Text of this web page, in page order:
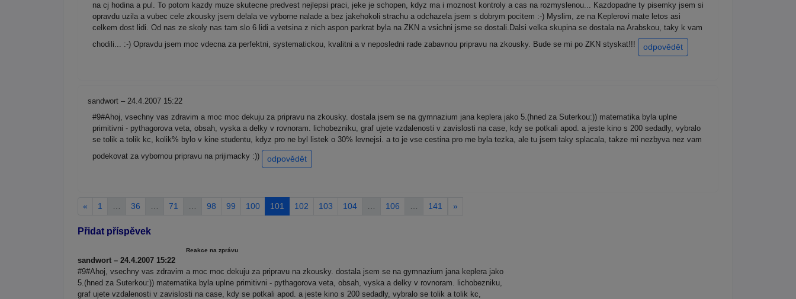
na cj hodina a pul. To potom kazdy muze skutecne predvest nejlepsi praci, jeke je schopen, kdyz ma i moznost kontroly a cas na rozmyslenou... Kazdopadne ty pisemky jsem si
opravdu uzila a vubec cele zkousky jsem delala ve vyborne nalade a bez jakehokoli strachu a odchazela jsem s dobrym pocitem :-) Myslim, ze na Keplerovi mate letos asi
celkem dost lidi. Od nas ze skoly nas tam slo 6 lidi a vetsina z nich aspon parkrat byla na ZKN a vsichni jsme se dostali.Dalsi velka skupina se dostala na Arabskou, taky k vam
chodili... :-) Opravdu jsem moc vdecna za perfektni, systematickou, kvalitni a v neposledni rade zabavnou pripravu na zkousky. Bude se mi po ZKN styskat!!!
odpovědět
sandwort – 24.4.2007 15:22
#9#Ahoj, vsechny vas zdravim a moc moc dekuju za pripravu na zkousky. dostala jsem se na gymnazium jana keplera jako 5.(hned za Suterkou:)) matematika byla uplne
primitivni - pythagorova veta, obsah, vyska a delky v rovnoram. lichobezniku, graf ujete vzdalenosti v zavislosti na case, kdy se potkali apod. a jeste kino s 200 sedadly, vybralo
se tolik a tolik kc, kolik% bylo v kine studentu, kdyz pro ne byl listek o 30% levnejsi. a to je vse cestina pro me byla tezka, ale tu jsem taky splacala, takze mi nezbyva nez vam
podekovat za vybornou pripravu na prijimacky :))
odpovědět
« 1 36 71 98 99 100 101 102 103 104 106 141 »
Přidat příspěvek
Reakce na zprávu
sandwort – 24.4.2007 15:22
#9#Ahoj, vsechny vas zdravim a moc moc dekuju za pripravu na zkousky. dostala jsem se na gymnazium jana keplera jako
5.(hned za Suterkou:)) matematika byla uplne primitivni - pythagorova veta, obsah, vyska a delky v rovnoram. lichobezniku,
graf ujete vzdalenosti v zavislosti na case, kdy se potkali apod. a jeste kino s 200 sedadly, vybralo se tolik a tolik kc,